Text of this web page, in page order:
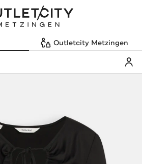
Outletcity Metzingen